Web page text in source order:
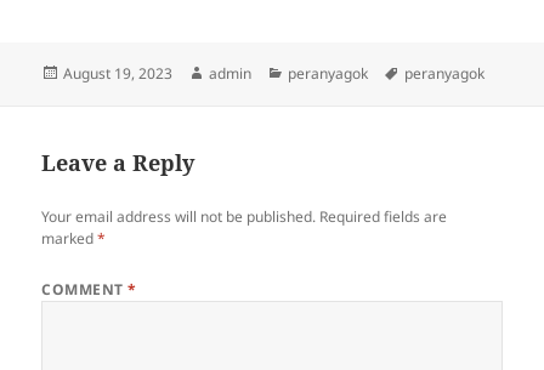
Posted
August 19, 2023 Author
admin Categories
peranyagok Tags
peranyagok
Leave a Reply
Your email address will not be published. Required fields are
marked*
COMMENT*